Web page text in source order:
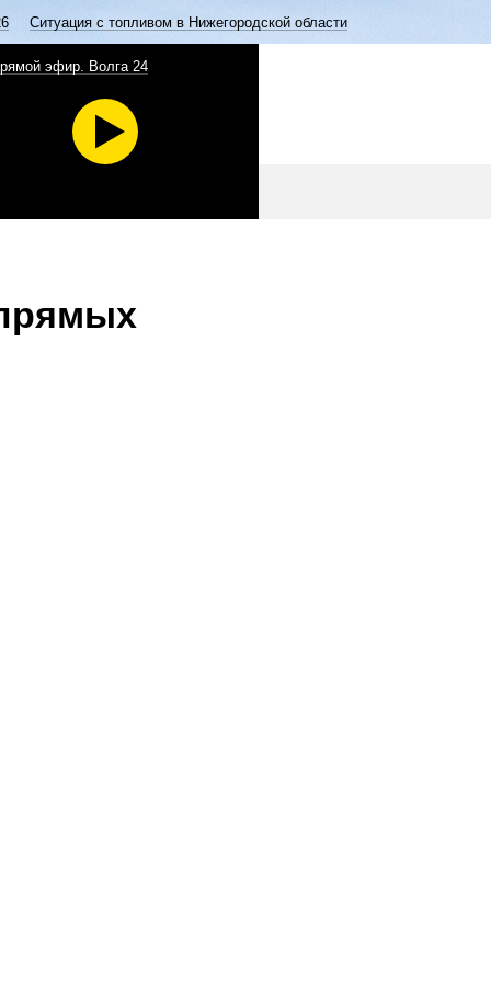
Ситуация с топливом в Нижегородской области
эфир. Волга 24